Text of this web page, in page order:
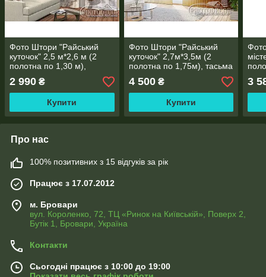
Фото Штори "Райський
куточок" 2,5 м*2,6 м (2
полотна по 1,30 м),
тасьма
2 990 ₴
Купити
Фото Штори "Райський
куточок" 2,7м*3,5м (2
полотна по 1,75м), тасьма
4 500₴
Купити
3
Про нас
100% позитивних з 15 відгуків за рік
Працює з 17.07.2012
м. Бровари
вул. Короленко, 72, ТЦ «Ринок на Київській», Поверх 2,
Бутік 1, Бровари, Україна
Контакти
Сьогодні працює з 10:00 до 19:00